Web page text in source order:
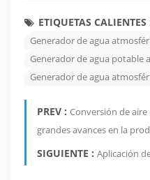
ETIQUETAS CALIENTES
Generador de agua
Generador de agua potable
Generador de agua
PREV : Conversión de aire
grandes avances en la
SIGUIENTE : Aplicación